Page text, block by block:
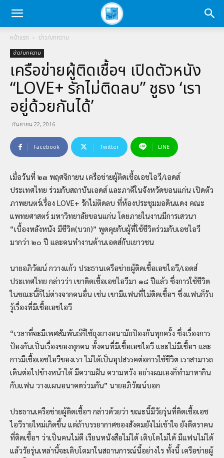
หน้าแรก ข่าว/บทความ
ข่าว/บทความ
เครือข่ายผู้ติดเชื้อฯ เปิดตัวหนัง
“LOVE+ รักไม่ติดลบ” ชูธง ‘เรา
อยู่ด้วยกันได้’
กันยายน 22, 2016
Facebook Twitter LINE
เมื่อวันที่ ๒๓ พฤศจิกายน เครือข่ายผู้ติดเชื้อเอชไอวี/เอดส์
ประเทศไทย ร่วมกับสถาบันเอดส์ และภาคีในจังหวัดขอนแก่น เปิดตัว
ภาพยนตร์เรื่อง LOVE+ รักไม่ติดลบ ที่ห้องประชุมมอดินแดง คณะ
แพทยศาสตร์ มหาวิทยาลัยขอนแก่น โดยภายในงานมีการเสวนา
“เบื้องหลังหนัง มีชีวิต(บวก)” พูดคุยกับผู้ที่ใช้ชีวิตร่วมกับเอชไอวี
มากว่า ๒๐ ปี และคนทำงานด้านเอดส์กับเยาวชน
นายอภิวัฒน์ กวางแก้ว ประธานเครือข่ายผู้ติดเชื้อเอชไอวี/เอดส์
ประเทศไทย กล่าวว่า เขาติดเชื้อเอชไอวีมา ๑๘ ปีแล้ว ซึ่งการใช้ชีวิต
ในขณะนี้ก็ไม่ต่างจากคนอื่น เช่น เขามีแฟนที่ไม่ติดเชื้อฯ ซึ่งแฟนก็รับ
รู้เรื่องที่มีเชื้อเอชไอวี
“เวลาที่จะมีเพศสัมพันธ์ก็ใช้ถุงยางอนามัยป้องกันทุกครั้ง ซึ่งเรื่องการ
ป้องกันเป็นเรื่องของทุกคน ทั้งคนที่มีเชื้อเอชไอวี และไม่มีเชื้อฯ และ
การมีเชื้อเอชไอวีของเรา ไม่ได้เป็นอุปสรรคต่อการใช้ชีวิต เราสามารถ
เดินต่อไปข้างหน้าได้ มีความฝัน ความหวัง อย่างผมเองก็ทำมาหากิน
กับแฟน วางแผนอนาคตร่วมกัน” นายอภิวัฒน์บอก
ประธานเครือข่ายผู้ติดเชื้อฯ กล่าวด้วยว่า ขณะนี้มีวัยรุ่นที่ติดเชื้อเอช
ไอวีรายใหม่เกิดขึ้น แต่ถ้าบรรยากาศของสังคมยังไม่เข้าใจ ยังตีตราคน
ที่ติดเชื้อฯ ว่าเป็นคนไม่ดี เรียนหนังสือไม่ได้ เติบโตไม่ได้ มีแฟนไม่ได้
แล้ววัยรุ่นเหล่านี้จะเติบโตมาในสถานการณ์นี้อย่างไร ทั้งนี้ เครือข่ายผู้